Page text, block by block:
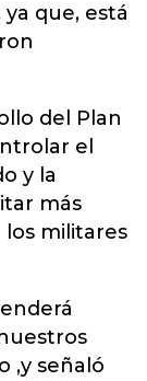
que, está
del Plan
el
y la
más
militares
,y señaló